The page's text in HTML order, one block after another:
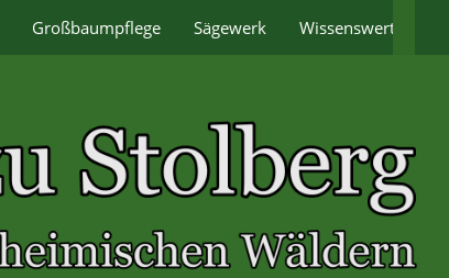
Großbaumpflege Sägewerk Wissenswertes